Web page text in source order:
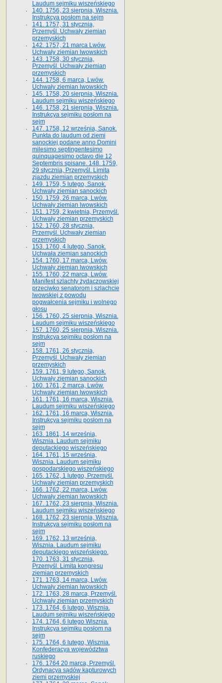
Laudum sejmiku wiszeńskiego
140. 1756, 23 sierpnia, Wisznia.
Instrukcya posłom na sejm
141. 1757, 31 stycznia,
Przemyśl. Uchwały ziemian
przemyskich
142. 1757, 21 marca Lwów.
Uchwały ziemian lwowskich
143. 1758, 30 stycznia,
Przemyśl. Uchwały ziemian
przemyskich
144. 1758, 6 marca, Lwów.
Uchwały ziemian lwowskich
145. 1758, 20 sierpnia, Wisznia.
Laudum sejmiku wiszeńskiego
146. 1758, 21 sierpnia, Wisznia.
Instrukcya sejmiku posłom na
sejm
147. 1758, 12 września, Sanok.
Punkta do laudum od ziemi
sanockiej podane anno Domini
milesimo septingentesimo
quinquagesimo octavo die 12
Septembris spisane. 148. 1759,
29 stycznia, Przemyśl. Limita
zjazdu ziemian przemyskich
149. 1759, 5 lutego, Sanok.
Uchwały ziemian sanockich
150. 1759, 26 marca, Lwów.
Uchwały ziemian lwowskich
151. 1759, 2 kwietnia, Przemyśl.
Uchwały ziemian przemyskich
152. 1760, 28 stycznia,
Przemyśl. Uchwały ziemian
przemyskich
153. 1760, 4 lutego, Sanok.
Uchwała ziemian sanockich
154. 1760, 17 marca, Lwów.
Uchwały ziemian lwowskich
155. 1760, 22 marca, Lwów.
Manifest szlachty żydaczowskiej
przeciwko senatorom i szlachcie
lwowskiej z po­wodu
pogwałcenia sejmiku i wolnego
głosu
156. 1760, 25 sierpnia, Wisznia.
Laudum sejmiku wiszeńskiego
157. 1760, 25 sierpnia, Wisznia.
Instrukcya sejmiku posłom na
sejm
158. 1761, 26 stycznia,
Przemyśl. Uchwały ziemian
przemyskich
159. 1761, 9 lutego, Sanok.
Uchwały ziemian sanockich
160. 1761, 2 marca, Lwów.
Uchwały ziemian lwowskich
161. 1761, 16 marca, Wisznia.
Laudum sejmiku wiszeńskiego
162. 1761, 16 marca, Wisznia.
Instrukcya sejmiku posłom na
sejm
163. 1861, 14 września,
Wisznia. Laudum sejmiku
deputackiego wiszeńskiego
164. 1761, 15 września,
Wisznia. Laudum sejmiku
gospodarskiego wiszeńskiego
165. 1762, 1 lutego, Przemyśl.
Uchwały ziemian przemyskich
166. 1762, 22 marca, Lwów.
Uchwały ziemian lwowskich
167. 1762, 23 sierpnia, Wisznia.
Laudum sejmiku wiszeńskiego
168. 1762, 23 sierpnia, Wisznia.
Instrukcya sejmiku posłom na
sejm
169. 1762, 13 września,
Wisznia. Laudum sejmiku
deputackiego wiszeńskiego.
170. 1763, 31 stycznia,
Przemyśl. Limita kongresu
ziemian przemyskich
171. 1763, 14 marca, Lwów.
Uchwały ziemian lwowskich
172. 1763, 28 marca, Przemyśl.
Uchwały ziemian przemyskich
173. 1764, 6 lutego, Wisznia.
Laudum sejmiku wiszeńskiego
174. 1764, 6 lutego Wisznia.
Instrukcya sejmiku posłom na
sejm
175. 1764, 6 lutego, Wisznia.
Konfederacya województwa
ruskiego
176. 1764 20 marca, Przemyśl.
Ordynacya sądów kapturowych
ziemi przemyskiej